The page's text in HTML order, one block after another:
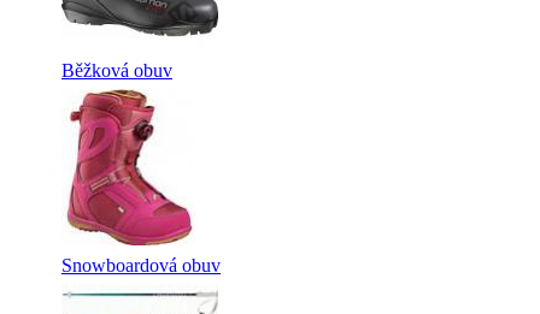
Běžková obuv
Snowboardová obuv